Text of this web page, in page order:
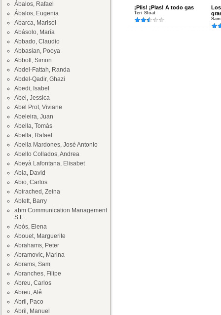
Ábalos, Rafael
Ábalos, Eugenia
Abarca, Marisol
Abásolo, María
Abbado, Claudio
Abbasian, Pooya
Abbott, Simon
Abdel-Fattah, Randa
Abdel-Qadir, Ghazi
Abedi, Isabel
Abel, Jessica
Abel Prot, Viviane
Abeleira, Juan
Abella, Tomás
Abella, Rafael
Abella Mardones, José Antonio
Abello Collados, Andrea
Abeyà Lafontana, Elisabet
Abia, David
Abio, Carlos
Abirached, Zeina
Ablett, Barry
abm Communication Management
S.L.
Abós, Elena
Abouet, Marguerite
Abrahams, Peter
Abramovic, Marina
Abrams, Sam
Abranches, Filipe
Abreu, Carlos
Abreu, Alê
Abril, Paco
Abril, Manuel
¡Plis! ¡Plas! A todo gas
Teri Sloat